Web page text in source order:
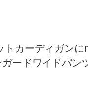
トカーディガンに
ードワイドパン